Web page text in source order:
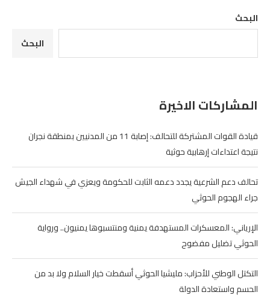
البحث
البحث
المشاركات الاخيرة
قيادة القوات المشتركة للتحالف: إصابة 11 من المدنيين بمنطقة نجران
نتيجة اعتداءات إرهابية حوثية
تحالف دعم الشرعية يجدد دعمه الثابت للحكومة ويعزي في شهداء الجيش
جراء الهجوم الحوثي
الإرياني: المعسكرات المستهدفة يمنية ومنتسبوها يمنيون.. ورواية
الحوثي تضليل مفضوح
التكتل الوطني للأحزاب: مليشيا الحوثي أسقطت خيار السلام ولا بد من
الحسم واستعادة الدولة